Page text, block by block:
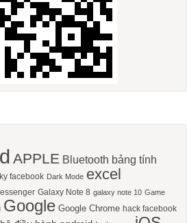
APPLE Bluetooth bảng tính
facebook Dark Mode excel
Galaxy Note 8 galaxy note 10 Game
Google Google Chrome hack facebook